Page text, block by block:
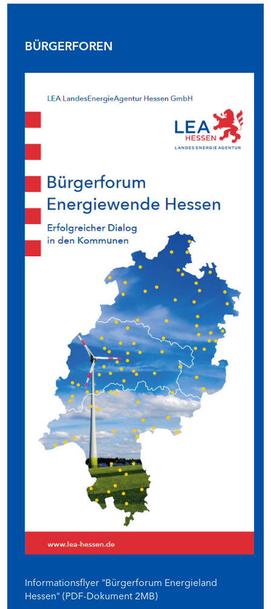
BÜRGERFOREN
Informationsflyer "Bürgerforum Energieland
Hessen" (PDF-Dokument 2MB)